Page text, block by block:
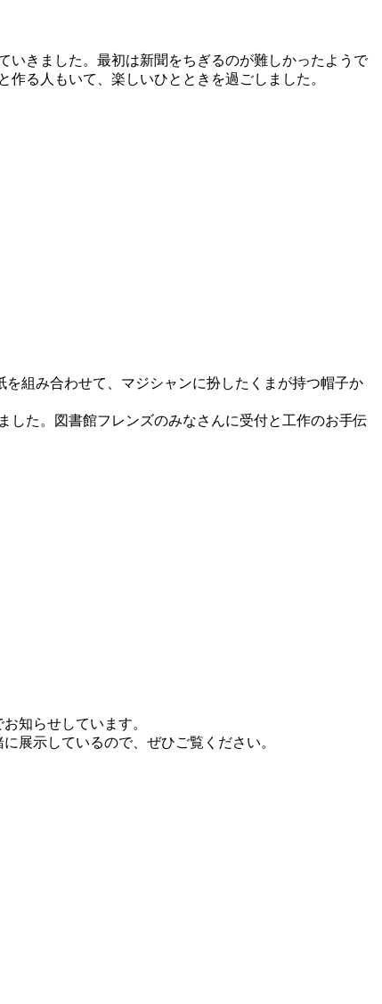
いきました。最初は新聞をちぎるのが難しかったようで
る人もいて、楽しいひとときを過ごしました。
組み合わせて、マジシャンに扮したくまが持つ帽子か
た。図書館フレンズのみなさんに受付と工作のお手伝
知らせしています。
展示しているので、ぜひご覧ください。